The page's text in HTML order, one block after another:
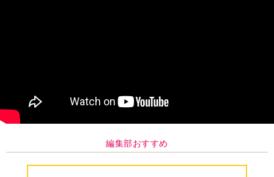
編集部おすすめ